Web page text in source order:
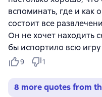
вспоминать, где и как
состоит все
Он не хочет находить
бы испортило всю игру
9 1
8 more quotes from